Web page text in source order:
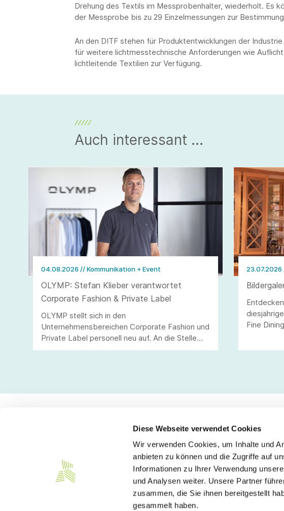
Diese Webseite verwendet Cookies
Wir verwenden Cookies, um Inhalte und
anbieten zu können und die Zugriffe auf
Informationen zu Ihrer Verwendung
und Analysen weiter. Unsere Partner
zusammen, die Sie ihnen bereitgestellt
gesammelt haben.
Drehung des Textils im Messprobenhalter, wiederholt. Es
der Messprobe bis zu 29 Einzelmessungen zur
An den DITF stehen für Produktentwicklungen der
für weitere lichtmesstechnische Anforderungen wie
lichtleitende Textilien zur Verfügung.
Auch interessant ...
04.08.2026 // Kommunikation + Event
OLYMP: Stefan Klieber verantwortet
Corporate Fashion & Private Label
OLYMP stellt sich in den
Unternehmensbereichen Corporate Fashion und
Private Label personell neu auf. An die Stelle
von Andreas Telahr rückt der Vertriebsprofi
wird.
23.07.2026
Fine
Südwesttextil e. V.
Türlenstraße 6